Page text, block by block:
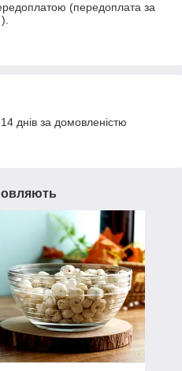
(передоплата за
днів за домовленістю